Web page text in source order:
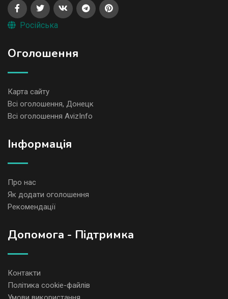
Російська
Оголошення
Карта сайту
Всі оголошення, Донецк
Всі оголошення AvizInfo
Iнформація
Про нас
Як додати оголошення
Рекомендації
Допомога - Підтримка
Контакти
Політика cookie-файлів